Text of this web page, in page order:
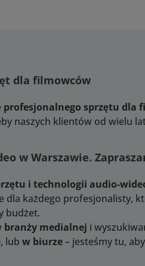
dla filmowców
profesjonalnego sprzętu dla
naszych klientów od wielu
w Warszawie.
i technologii audio-
każdego profesjonalisty,
budżet.
branży medialnej i
, lub w biurze– jesteśmy tu,